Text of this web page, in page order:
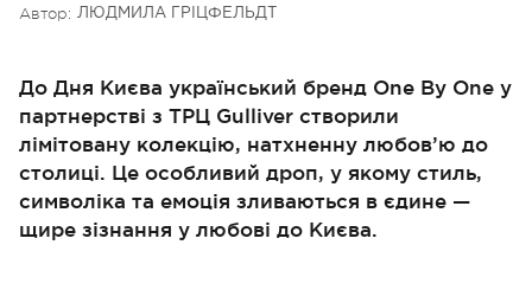
Автор: ЛЮДМИЛА ГРІЦФЕЛЬДТ
До Дня Києва український бренд One By One у
партнерстві з ТРЦ Gulliver створили
лімітовану колекцію, натхненну любов’ю до
столиці. Це особливий дроп, у якому стиль,
символіка та емоція зливаються в єдине —
щире зізнання у любові до Києва.